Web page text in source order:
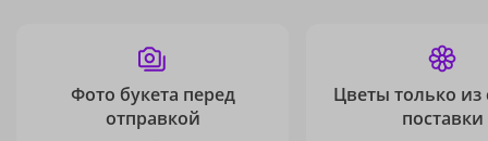
Фото букета перед
отправкой
Цветы только из
поставки